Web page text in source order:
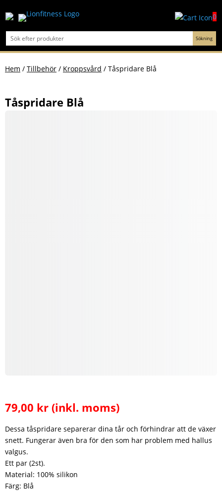
0
Hem / Tillbehör / Kroppsvård / Tåspridare Blå
Tåspridare Blå
79,00 kr (inkl. moms)
Dessa tåspridare separerar dina tår och förhindrar att de växer
snett. Fungerar även bra för den som har problem med hallus
valgus.
Ett par (2st).
Material: 100% silikon
Färg: Blå